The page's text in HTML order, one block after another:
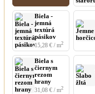
Biela -
jemná
textúrá
pásikov
15,28 € / m2
Biela s
čiernym
rezom
hrany
31,08 € / m2